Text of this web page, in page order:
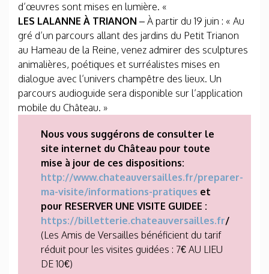
d’œuvres sont mises en lumière. «
LES LALANNE À TRIANON – À partir du 19 juin : « Au
gré d’un parcours allant des jardins du Petit Trianon
au Hameau de la Reine, venez admirer des sculptures
animalières, poétiques et surréalistes mises en
dialogue avec l’univers champêtre des lieux. Un
parcours audioguide sera disponible sur l’application
mobile du Château. »
Nous vous suggérons de consulter le
site internet du Château pour toute
mise à jour de ces dispositions:
http://www.chateauversailles.fr/preparer-
ma-visite/informations-pratiques et
pour RESERVER UNE VISITE GUIDEE :
https://billetterie.chateauversailles.fr/
(Les Amis de Versailles bénéficient du tarif
réduit pour les visites guidées : 7€ AU LIEU
DE 10€)